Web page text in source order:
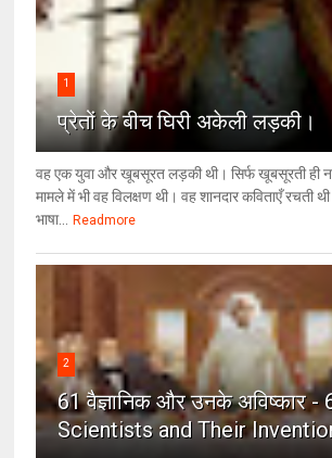
1
प्रेतों के बीच घिरी अकेली लड़की।
वह एक युवा और खूबसूरत लड़की थी। सिर्फ खूबसूरती ही
मामले में भी वह विलक्षण थी। वह शानदार कविताएँ रचती
भाषा...
Readmore
2
61 वैज्ञानिक और उनके अविष्कार -
Scientists and Their